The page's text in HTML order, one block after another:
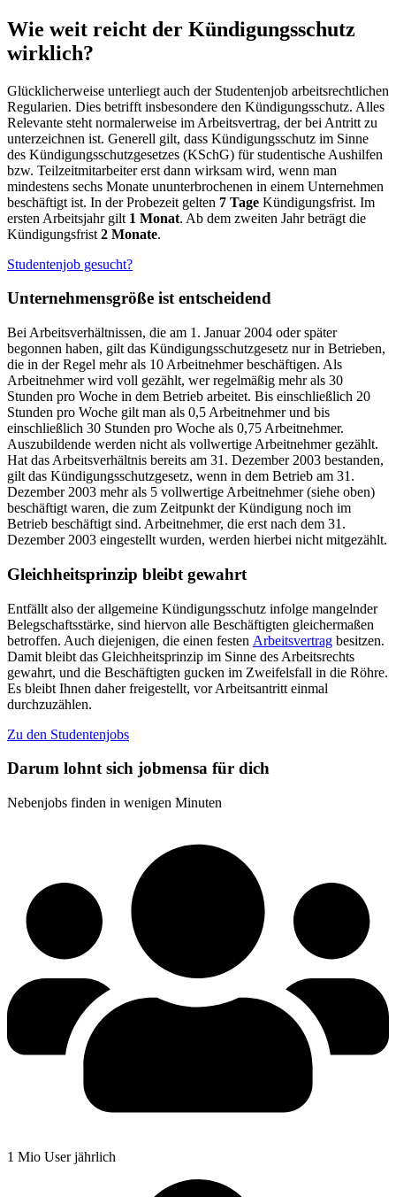
Wie weit reicht der Kündigungsschutz
wirklich?
Glücklicherweise unterliegt auch der Studentenjob arbeitsrechtlichen
Regularien. Dies betrifft insbesondere den Kündigungsschutz. Alles
Relevante steht normalerweise im Arbeitsvertrag, der bei Antritt zu
unterzeichnen ist. Generell gilt, dass Kündigungsschutz im Sinne
des Kündigungsschutzgesetzes (KSchG) für studentische Aushilfen
bzw. Teilzeitmitarbeiter erst dann wirksam wird, wenn man
mindestens sechs Monate ununterbrochenen in einem Unternehmen
beschäftigt ist. In der Probezeit gelten 7 Tage Kündigungsfrist. Im
ersten Arbeitsjahr gilt 1 Monat. Ab dem zweiten Jahr beträgt die
Kündigungsfrist 2 Monate.
Studentenjob gesucht?
Unternehmensgröße ist entscheidend
Bei Arbeitsverhältnissen, die am 1. Januar 2004 oder später
begonnen haben, gilt das Kündigungsschutzgesetz nur in Betrieben,
die in der Regel mehr als 10 Arbeitnehmer beschäftigen. Als
Arbeitnehmer wird voll gezählt, wer regelmäßig mehr als 30
Stunden pro Woche in dem Betrieb arbeitet. Bis einschließlich 20
Stunden pro Woche gilt man als 0,5 Arbeitnehmer und bis
einschließlich 30 Stunden pro Woche als 0,75 Arbeitnehmer.
Auszubildende werden nicht als vollwertige Arbeitnehmer gezählt.
Hat das Arbeitsverhältnis bereits am 31. Dezember 2003 bestanden,
gilt das Kündigungsschutzgesetz, wenn in dem Betrieb am 31.
Dezember 2003 mehr als 5 vollwertige Arbeitnehmer (siehe oben)
beschäftigt waren, die zum Zeitpunkt der Kündigung noch im
Betrieb beschäftigt sind. Arbeitnehmer, die erst nach dem 31.
Dezember 2003 eingestellt wurden, werden hierbei nicht mitgezählt.
Gleichheitsprinzip bleibt gewahrt
Entfällt also der allgemeine Kündigungsschutz infolge mangelnder
Belegschaftsstärke, sind hiervon alle Beschäftigten gleichermaßen
betroffen. Auch diejenigen, die einen festen Arbeitsvertrag besitzen.
Damit bleibt das Gleichheitsprinzip im Sinne des Arbeitsrechts
gewahrt, und die Beschäftigten gucken im Zweifelsfall in die Röhre.
Es bleibt Ihnen daher freigestellt, vor Arbeitsantritt einmal
durchzuzählen.
Zu den Studentenjobs
Darum lohnt sich jobmensa für dich
Nebenjobs finden in wenigen Minuten
1 Mio User jährlich